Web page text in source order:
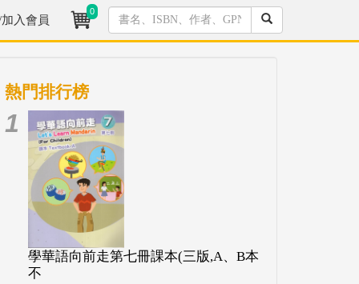
入會員
0
熱門排行榜
1
學華語向前走第七冊課本(三版,A、B本
不